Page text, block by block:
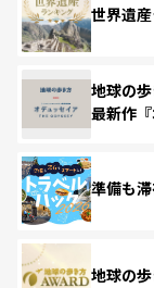
世界遺
地球の
最新作『
準備も
地球の